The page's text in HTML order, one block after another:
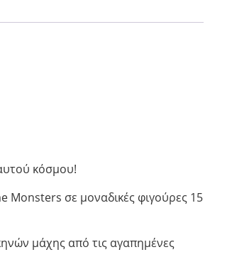
κόσμου!
σε μοναδικές φιγούρες 15
μάχης από τις αγαπημένες